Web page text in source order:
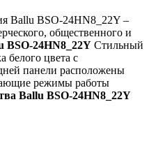
Ballu BSO-24HN8_22Y –
общественного и
BSO-24HN8_22Y Стильный
белого цвета с
панели расположены
режимы работы
Ballu BSO-24HN8_22Y